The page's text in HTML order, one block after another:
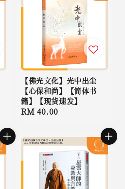
【佛光文化】光中出尘
【心保和尚】【简体书
籍】【现货速发】
Regular
RM 40.00